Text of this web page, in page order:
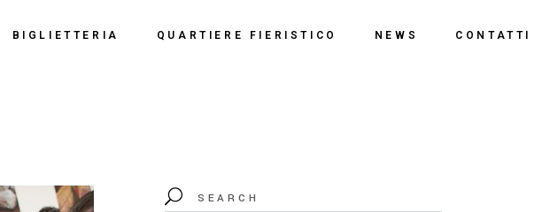
BIGLIETTERIA QUARTIERE FIERISTICO NEWS CONTATTI
Polo Espositivo